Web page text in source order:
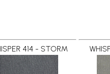
414 - STORM